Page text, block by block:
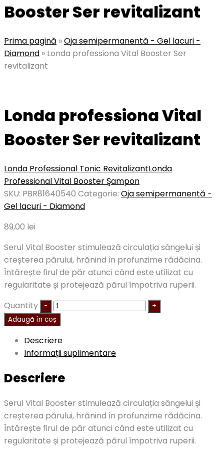
Booster Ser revitalizant
Prima pagină »Oja semipermanentă - Gel lacuri -
Diamond » Londa professiona Vital Booster Ser
revitalizant
Londa professiona Vital
Booster Ser revitalizant
Londa Professional Tonic RevitalizantLonda
Professional Vital Booster Şampon
SKU: PBR81640540 Categorie: Oja semipermanentă -
Gel lacuri - Diamond
89,00 lei
Serul Vital Booster stimulează circulația sângelui și
creșterea părului, hrănind în profunzime rădăcina.
Întărește firul de păr atunci când este utilizat cu
regularitate și protejează părul împotriva ruperii.
Quantity
Adaugă în coș
Descriere
Informații suplimentare
Descriere
Serul Vital Booster stimulează circulația sângelui și
creșterea părului, hrănind în profunzime rădăcina.
Întărește firul de păr atunci când este utilizat cu
regularitate și protejează părul împotriva ruperii.